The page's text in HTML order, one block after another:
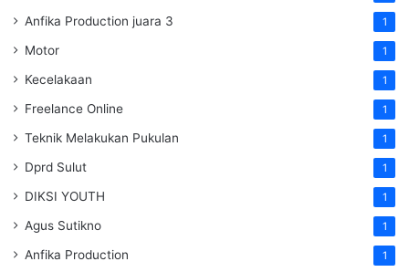
Anfika Production juara 3 1
Motor 1
Kecelakaan 1
Freelance Online 1
Teknik Melakukan Pukulan 1
Dprd Sulut 1
DIKSI YOUTH 1
Agus Sutikno 1
Anfika Production 1